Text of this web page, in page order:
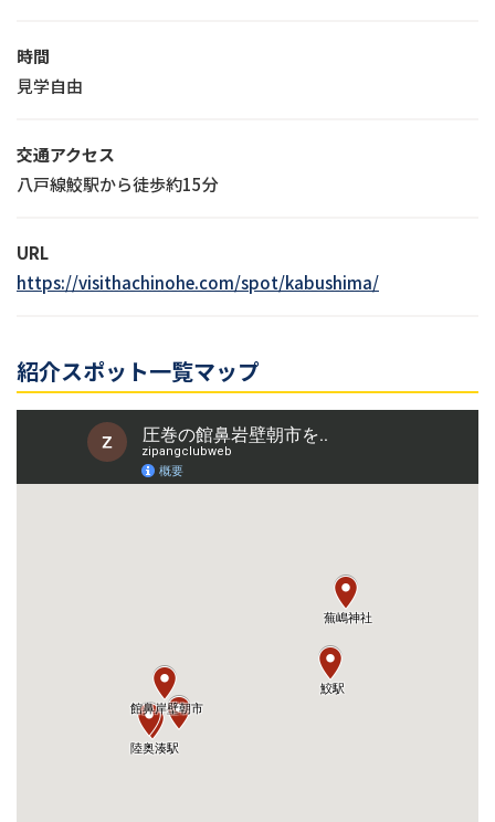
時間
見学自由
交通アクセス
八戸線鮫駅から徒歩約15分
URL
https://visithachinohe.com/spot/kabushima/
紹介スポット一覧マップ